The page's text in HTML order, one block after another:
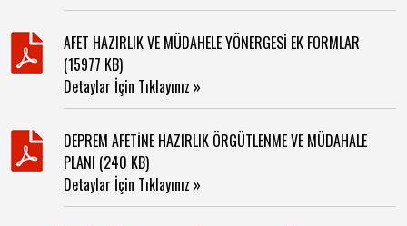
AFET HAZIRLIK VE MÜDAHELE YÖNERGESİ EK FORMLAR
(15977 KB)
Detaylar İçin Tıklayınız »
DEPREM AFETİNE HAZIRLIK ÖRGÜTLENME VE MÜDAHALE
PLANI (240 KB)
Detaylar İçin Tıklayınız »